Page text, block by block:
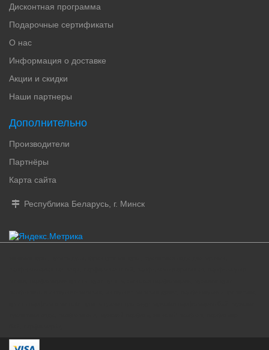
Дисконтная программа
Подарочные сертификаты
О нас
Информация о доставке
Акции и скидки
Наши партнеры
Дополнительно
Производители
Партнёры
Карта сайта
Республика Беларусь, г. Минск